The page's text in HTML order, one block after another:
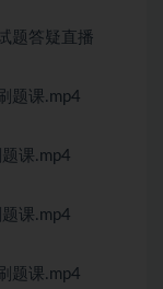
题答疑直播
题课.mp4
课.mp4
课.mp4
题课.mp4